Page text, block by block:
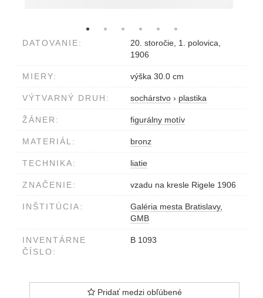
DATOVANIE:
20. storočie, 1. polovica,
1906
MIERY: výška 30.0 cm
VÝTVARNÝ DRUH: sochárstvo › plastika
ŽÁNER: figurálny motív
MATERIÁL: bronz
TECHNIKA: liatie
ZNAČENIE: vzadu na kresle Rigele 1906
INŠTITÚCIA:
Galéria mesta Bratislavy,
GMB
INVENTÁRNE
ČÍSLO:
B 1093
Pridať medzi obľúbené